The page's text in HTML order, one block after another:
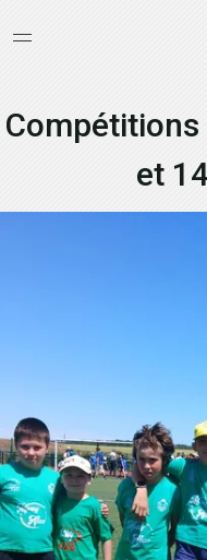
Compétitions
et